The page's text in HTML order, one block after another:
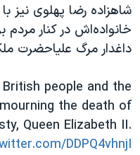
شاهزاده رضا پهلوی نیز
خانواده‌اش در کنار مردم
داغدار مرگ علیاحضرت
people and the
the death of
Queen Elizabeth II.
DDPQ4vhnjI